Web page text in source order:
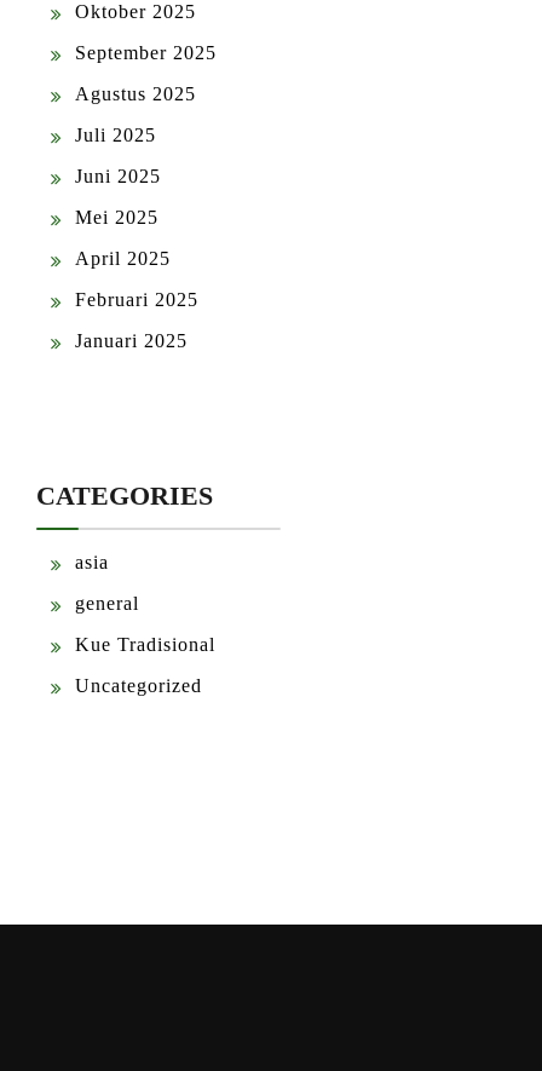
Oktober 2025
September 2025
Agustus 2025
Juli 2025
Juni 2025
Mei 2025
April 2025
Februari 2025
Januari 2025
CATEGORIES
asia
general
Kue Tradisional
Uncategorized